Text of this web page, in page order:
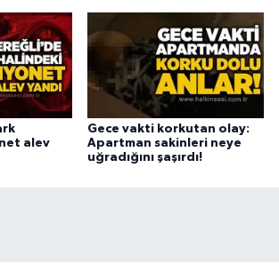
alev
Gece vakti korkutan olay:
Apartman sakinleri neye
uğradığını şaşırdı!